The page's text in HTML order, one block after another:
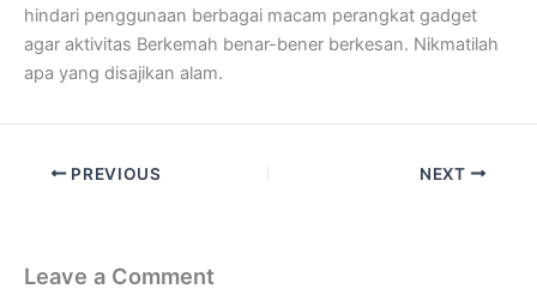
hindari penggunaan berbagai macam perangkat gadget
agar aktivitas Berkemah benar-bener berkesan. Nikmatilah
apa yang disajikan alam.
PREVIOUS NEXT
Leave a Comment